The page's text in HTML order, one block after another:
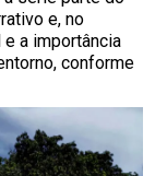
e, no
a importância
conforme